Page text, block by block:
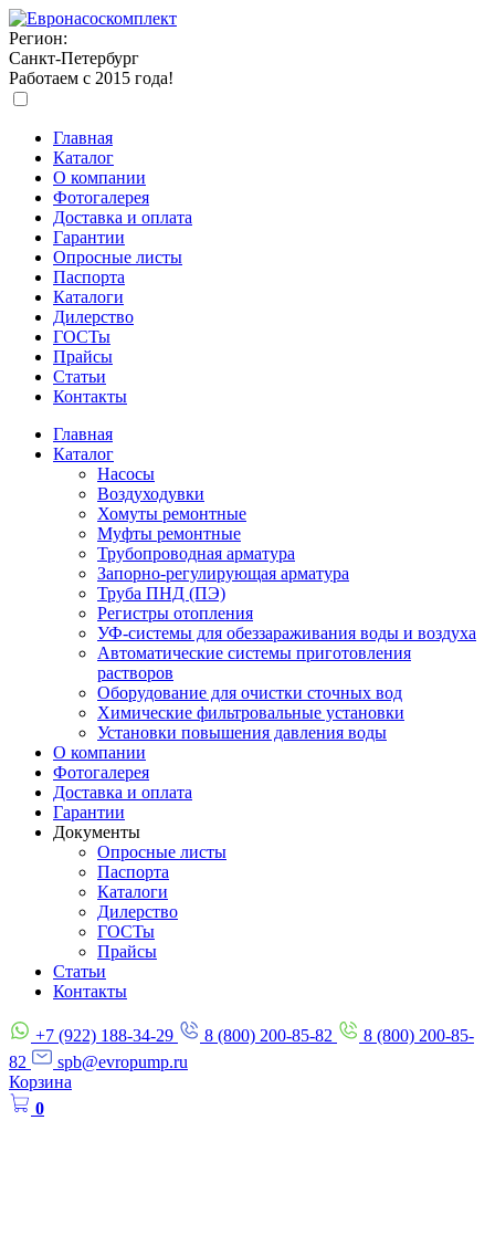
Регион:
Санкт-Петербург
Работаем с 2015 года!
Главная
Каталог
О компании
Фотогалерея
Доставка и оплата
Гарантии
Опросные листы
Паспорта
Каталоги
Дилерство
ГОСТы
Прайсы
Статьи
Контакты
Главная
Каталог
Насосы
Воздуходувки
Хомуты ремонтные
Муфты ремонтные
Трубопроводная арматура
Запорно-регулирующая арматура
Труба ПНД (ПЭ)
Регистры отопления
УФ-системы для обеззараживания воды и воздуха
Автоматические системы приготовления
растворов
Оборудование для очистки сточных вод
Химические фильтровальные установки
Установки повышения давления воды
О компании
Фотогалерея
Доставка и оплата
Гарантии
Документы
Опросные листы
Паспорта
Каталоги
Дилерство
ГОСТы
Прайсы
Статьи
Контакты
+7 (922) 188-34-29 8 (800) 200-85-82
8 (800) 200-85-
82
spb@evropump.ru
Корзина
0